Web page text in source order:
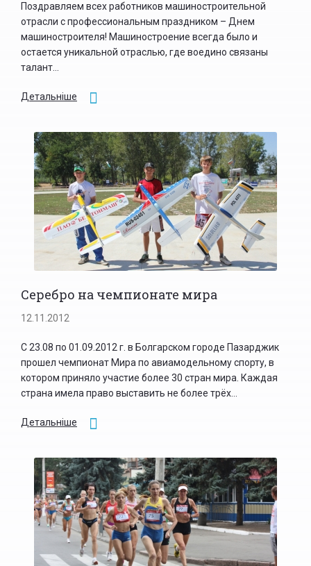
Поздравляем всех работников машиностроительной
отрасли с профессиональным праздником – Днем
машиностроителя! Машиностроение всегда было и
остается уникальной отраслью, где воедино связаны
талант...
Детальніше
Серебро на чемпионате мира
12.11.2012
C 23.08 по 01.09.2012 г. в Болгарском городе Пазарджик
прошел чемпионат Мира по авиамодельному спорту, в
котором приняло участие более 30 стран мира. Каждая
страна имела право выставить не более трёх...
Детальніше